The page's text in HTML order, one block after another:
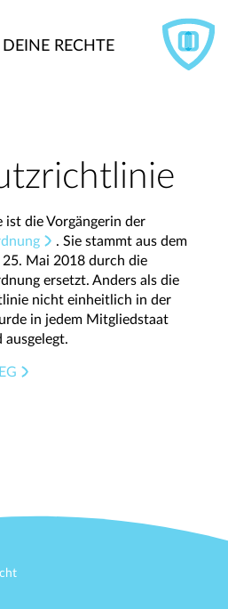
RECHTE
die Vorgängerin der
. Sie stammt aus dem
Mai 2018 durch die
ersetzt. Anders als die
nicht einheitlich in der
in jedem Mitgliedstaat
ausgelegt.